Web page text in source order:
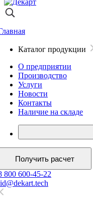
Каталог продукции
О предприятии
Производство
Услуги
Новости
Контакты
Наличие на складе
Получить расчет
800 600-45-22